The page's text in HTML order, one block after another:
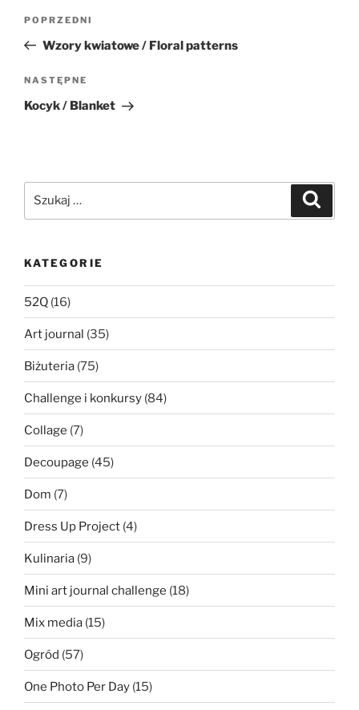
Nawigacja
Poprzedni
wpis
POPRZEDNI
Wzory kwiatowe / Floral patterns
Następny
wpis
NASTĘPNE
Kocyk / Blanket
KATEGORIE
52Q (16)
Art journal (35)
Biżuteria (75)
Challenge i konkursy (84)
Collage (7)
Decoupage (45)
Dom (7)
Dress Up Project (4)
Kulinaria (9)
Mini art journal challenge (18)
Mix media (15)
Ogród (57)
One Photo Per Day (15)